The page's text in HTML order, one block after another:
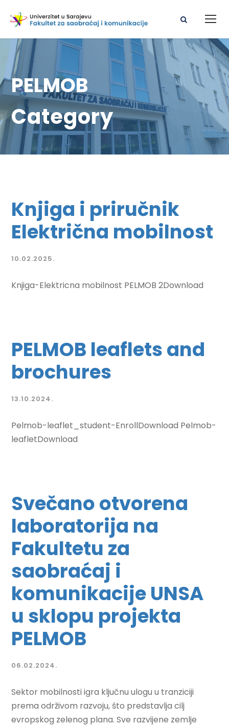
PELMOB
Category
Knjiga i priručnik
Električna mobilnost
10.02.2025.
Knjiga-Elektricna mobilnost PELMOB 2Download
PELMOB leaflets and
brochures
13.10.2024.
Pelmob-leaflet_student-EnrollDownload Pelmob-
leafletDownload
Svečano otvorena
laboratorija na
Fakultetu za
saobraćaj i
komunikacije UNSA
u sklopu projekta
PELMOB
06.02.2024.
Sektor mobilnosti igra ključnu ulogu u tranziciji
prema održivom razvoju, što predstavlja cilj
evropskog zelenog plana. Sve razvijene zemlje